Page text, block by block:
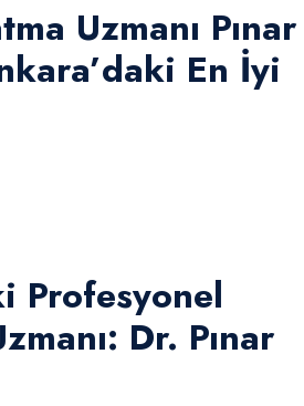
Uzmanı Pınar
En İyi
Profesyonel
Dr. Pınar